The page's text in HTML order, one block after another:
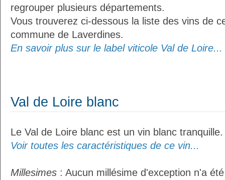
regrouper plusieurs départements.
Vous trouverez ci-dessous la liste des vins de
commune de Laverdines.
En savoir plus sur le label viticole Val de Loire...
Val de Loire blanc
Le Val de Loire blanc est un vin blanc tranquille.
Voir toutes les caractéristiques de ce vin...
Millesimes : Aucun millésime d'exception n'a